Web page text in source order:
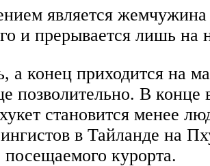
является
и прерывается лишь на
а конец приходится на
позволительно. В конце
становится менее
в Тайланде на
посещаемого курорта.